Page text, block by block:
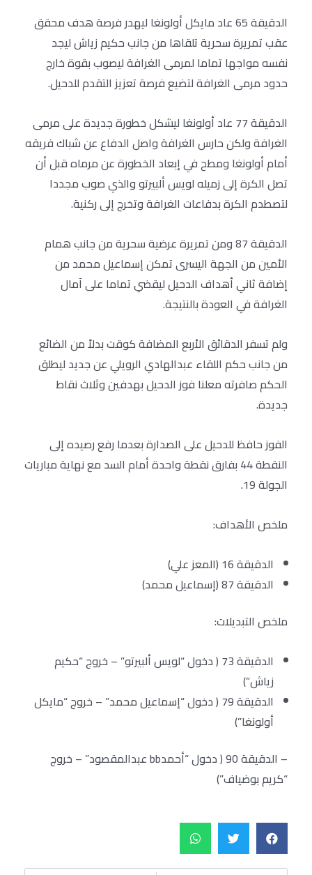
الدقيقة 65 عاد مايكل أولونغا ليهدر فرصة هدف محقق
عقب تمريرة سحرية تلقاها من جانب حكيم زياش ليجد
نفسه مواجها تماما لمرمى الغرافة ليصوب بقوة خارج
حدود مرمى الغرافة لتضيع فرصة تعزيز التقدم للدحيل.
الدقيقة 77 عاد أولونغا ليشكل خطورة جديدة على مرمى
الغرافة ولكن حارس الغرافة واصل الدفاع عن شباك فريقه
أمام أولونغا ومطح في إبعاد الخطورة عن مرماه قبل أن
تصل الكرة إلى زميله لويس ألبيرتو والذي صوب مجددا
لتصطدم الكرة بدفاعات الغرافة وتخرج إلى ركنية.
الدقيقة 87 ومن تمريرة عرضية سحرية من جانب همام
الأمين من الجهة اليسرى تمكن إسماعيل محمد من
إضافة ثاني أهداف الدحيل ليقضي تماما على آمال
الغرافة في العودة بالنتيجة.
ولم تسفر الدقائق الأربع المضافة كوقت بدلاً من الضائع
من جانب حكم اللقاء عبدالهادي الرويلي عن جديد ليطلق
الحكم صافرته معلنا فوز الدحيل بهدفين وثلاث نقاط
جديدة.
الفوز حافظ للدحيل على الصدارة بعدما رفع رصيده إلى
النقطة 44 بفارق نقطة واحدة أمام السد مع نهاية مباريات
الجولة 19.
ملخص الأهداف:
الدقيقة 16 (المعز علي)
الدقيقة 87 (إسماعيل محمد)
ملخص التبديلات:
الدقيقة 73 ( دخول “لويس ألبيرتو” – خروج “حكيم
زياش”)
الدقيقة 79 ( دخول “إسماعيل محمد” – خروج “مايكل
أولونغا”)
– الدقيقة 90 ( دخول “أحمدbb عبدالمقصود” – خروج
“كريم بوضياف”)